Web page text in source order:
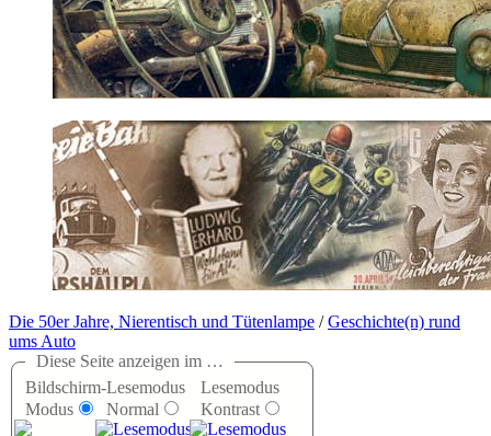
Die 50er Jahre, Nierentisch und Tütenlampe /Geschichte(n) rund
ums Auto
Diese Seite anzeigen im …
Bildschirm-
Modus
Lesemodus
Normal
Lesemodus
Kontrast